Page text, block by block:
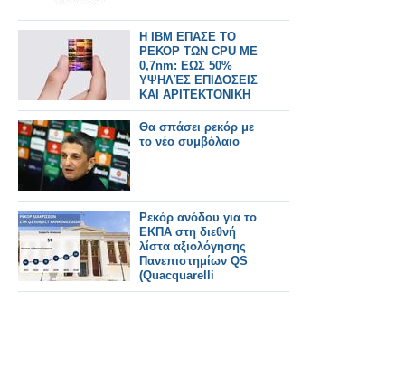
Η IBM ΕΠΑΣΕ ΤΟ
ΡΕΚΟΡ ΤΩΝ CPU ΜΕ
0,7nm: ΕΩΣ 50%
ΥΨΗΛΈΣ ΕΠΙΔΟΣΕΙΣ
ΚΑΙ ΑΡΙΤΕΚΤΟΝΙΚΗ
NanoStack ΣΕ 3D
Θα σπάσει ρεκόρ με
το νέο συμβόλαιο
Ρεκόρ ανόδου για το
ΕΚΠΑ στη διεθνή
λίστα αξιολόγησης
Πανεπιστημίων QS
(Quacquarelli
Symonds)